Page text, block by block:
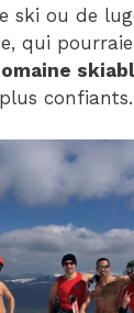
ski ou de
qui
confiants.